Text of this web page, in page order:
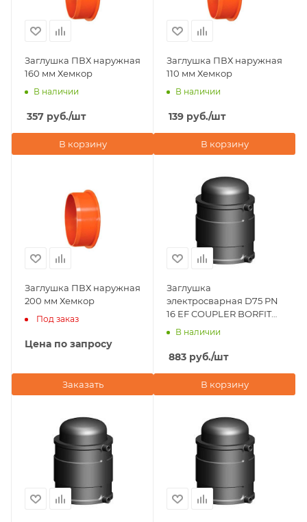
Заглушка ПВХ наружная
160 мм Хемкор
В наличии
357 руб./шт
В корзину
Заглушка ПВХ наружная
110 мм Хемкор
В наличии
139 руб./шт
В корзину
Заглушка ПВХ наружная
200 мм Хемкор
Под заказ
Цена по запросу
Заказать
Заглушка
электросварная D75 PN
16 EF COUPLER BORFIT
(Турция)
В наличии
883 руб./шт
В корзину